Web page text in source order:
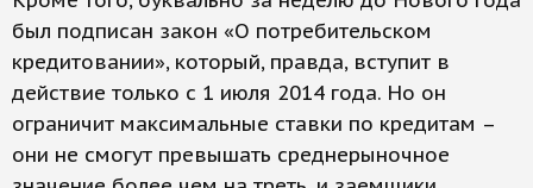
был подписан закон «О потребительском
кредитовании», который, правда, вступит в
действие только с 1 июля 2014 года. Но он
ограничит максимальные ставки по кредитам –
они не смогут превышать среднерыночное